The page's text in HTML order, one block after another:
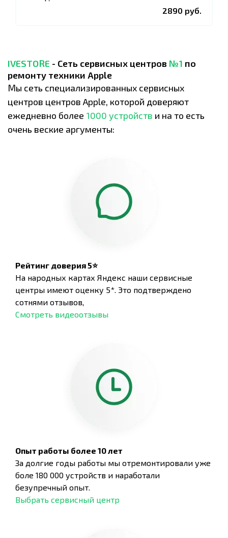
2890 руб.
IVESTORE - Сеть сервисных центров №1 по
ремонту техники Apple
Мы сеть специализированных сервисных
центров центров Apple, которой доверяют
ежедневно более 1000 устройств и на то есть
очень веские аргументы:
Рейтинг доверия 5⭐
На народных картах Яндекс наши сервисные
центры имеют оценку 5*. Это подтверждено
сотнями отзывов,
Смотреть видеоотзывы
Опыт работы более 10 лет
За долгие годы работы мы отремонтировали уже
боле 180 000 устройств и наработали
безупречный опыт.
Выбрать сервисный центр